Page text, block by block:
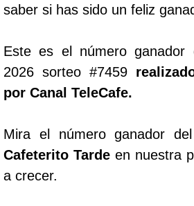
saber si has sido un feliz
Este es el número
2026 sorteo #7459
por Canal TeleCafe.
Mira el número ganador
Cafeterito Tarde en nuestra
a crecer.